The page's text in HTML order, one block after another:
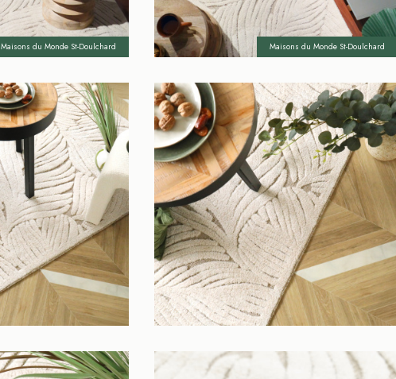
Maisons du Monde St-Doulchard Maisons du Monde St-Doulchard